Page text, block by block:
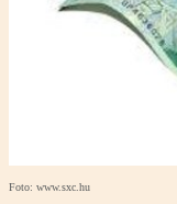
Foto: www.sxc.hu